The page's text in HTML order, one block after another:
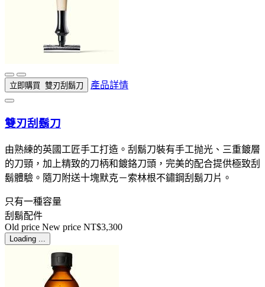
立即購買 雙刃刮鬍刀 產品詳情
雙刃刮鬍刀
由熟練的英國工匠手工打造。刮鬍刀裝有手工抛光、三重鍍層
的刀頸，加上精致的刀柄和鍍鉻刀頭，完美的配合提供極致刮
鬍體驗。隨刀附送十塊默克－索林根不鏽鋼刮鬍刀片。
只有一種容量
刮鬍配件
Old price New price NT$3,300
Loading ...